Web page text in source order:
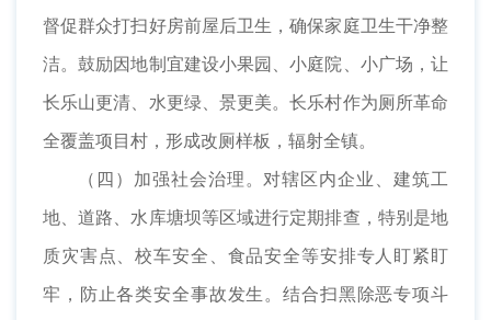
督促群众打扫好房前屋后卫生，确保家庭卫生干净整
洁。鼓励因地制宜建设小果园、小庭院、小广场，让
长乐山更清、水更绿、景更美。长乐村作为厕所革命
全覆盖项目村，形成改厕样板，辐射全镇。
（四）加强社会治理。对辖区内企业、建筑工
地、道路、水库塘坝等区域进行定期排查，特别是地
质灾害点、校车安全、食品安全等安排专人盯紧盯
牢，防止各类安全事故发生。结合扫黑除恶专项斗